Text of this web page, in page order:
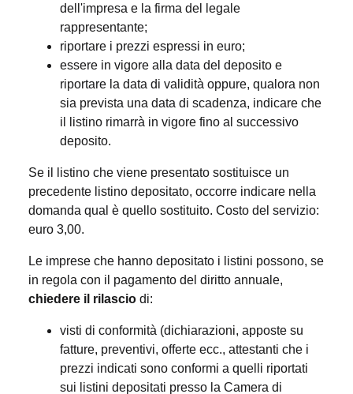
dell'impresa e la firma del legale
rappresentante;
riportare i prezzi espressi in euro;
essere in vigore alla data del deposito e
riportare la data di validità oppure, qualora non
sia prevista una data di scadenza, indicare che
il listino rimarrà in vigore fino al successivo
deposito.
Se il listino che viene presentato sostituisce un
precedente listino depositato, occorre indicare nella
domanda qual è quello sostituito. Costo del servizio:
euro 3,00.
Le imprese che hanno depositato i listini possono, se
in regola con il pagamento del diritto annuale,
chiedere il rilascio di:
visti di conformità (dichiarazioni, apposte su
fatture, preventivi, offerte ecc., attestanti che i
prezzi indicati sono conformi a quelli riportati
sui listini depositati presso la Camera di